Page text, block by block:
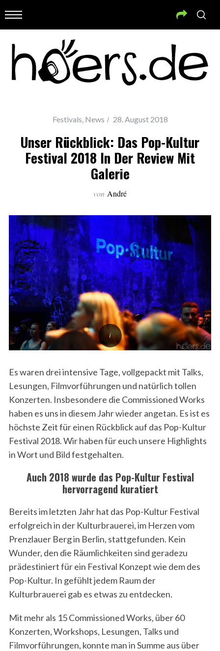
Festivals, News 28. August 2018
Unser Rückblick: Das Pop-Kultur
Festival 2018 In Der Review Mit
Galerie
von André
Es waren drei intensive Tage, vollgepackt mit Talks,
Lesungen, Filmvorführungen und natürlich tollen
Konzerten. Insbesondere die Commissioned Works
haben es uns in diesem Jahr wieder angetan. Es ist es
höchste Zeit für einen Rückblick auf das Pop-Kultur
Festival 2018. Wir haben für euch unsere Highlights
in Wort und Bild festgehalten.
Auch 2018 wurde das Pop-Kultur Festival
hervorragend kuratiert
Bereits im letzten Jahr hat das Pop-Kultur Festival
erfolgreich in der Kulturbrauerei, im Herzen vom
Prenzlauer Berg in Berlin, stattgefunden. Kein
Wunder, den die Räumlichkeiten sind geradezu
prädestiniert für ein Festival Konzept wie dem des
Pop-Kultur. In gefühlt jedem Raum der
Kulturbrauerei gab es etwas zu entdecken.
Mit mehr als 15 Commissioned Works, über 60
Konzerten, Workshops, Lesungen, Talks und
Filmvorführungen, konnte man in Summe aus über